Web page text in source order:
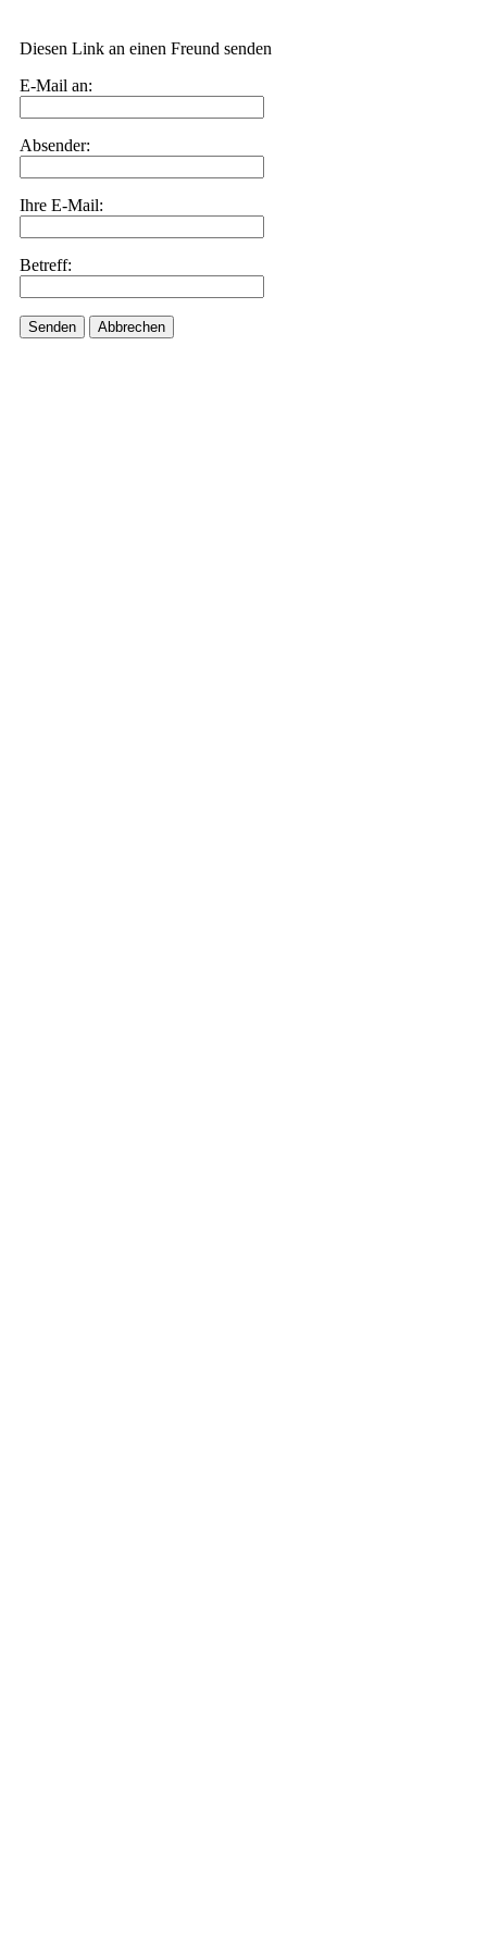
Diesen Link an einen Freund senden
E-Mail an:
Absender:
Ihre E-Mail:
Betreff:
Senden Abbrechen